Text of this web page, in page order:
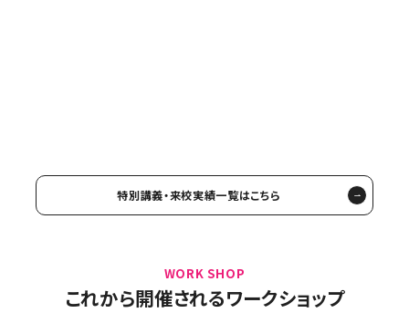
特別講義・来校実績一覧はこちら
WORK SHOP
これから開催されるワークショップ